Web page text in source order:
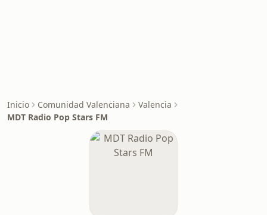
Inicio Comunidad Valenciana
Valencia
MDT Radio Pop Stars FM